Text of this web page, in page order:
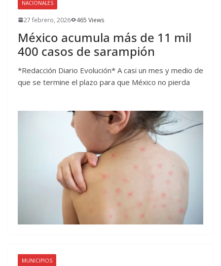
NACIONALES
27 febrero, 2026 465 Views
México acumula más de 11 mil
400 casos de sarampión
*Redacción Diario Evolución* A casi un mes y medio de
que se termine el plazo para que México no pierda
MUNICIPIOS